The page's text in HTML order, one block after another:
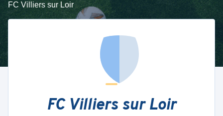
FC Villiers sur Loir
FC Villiers sur Loir